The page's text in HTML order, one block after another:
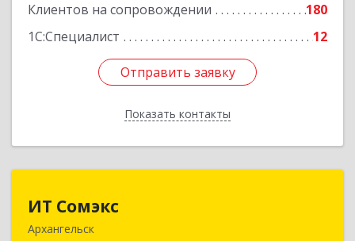
Клиентов на сопровождении
180
1С:Специалист
12
Отправить заявку
Показать контакты
Отправить заявку
Назад
ИТ Сомэкс
Архангельск163001, Архангельская обл, Архангельск г,